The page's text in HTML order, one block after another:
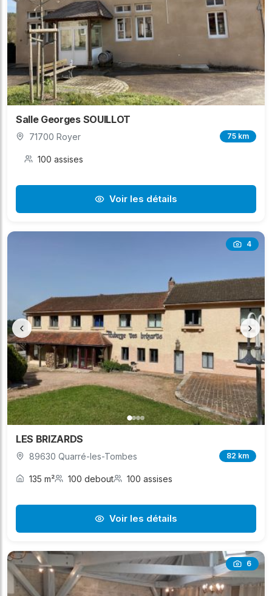
Salle Georges SOUILLOT
71700 Royer 75 km
100 assises
Voir les détails
4
‹ ›
LES BRIZARDS
89630 Quarré-les-Tombes 82 km
135 m² 100 debout 100 assises
Voir les détails
6